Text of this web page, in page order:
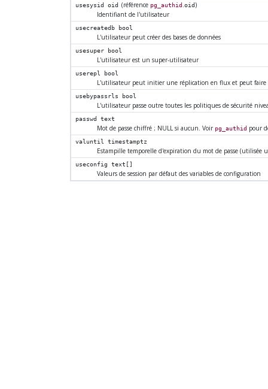
usesysid oid (référence pg_authid.oid)
Identifiant de l'utilisateur
usecreatedb bool
L'utilisateur peut créer des bases de données
usesuper bool
L'utilisateur est un super-utilisateur
userepl bool
L'utilisateur peut initier une réplication en flux et peut faire
usebypassrls bool
L'utilisateur passe outre toutes les politiques de sécurité
passwd text
Mot de passe chiffré ; NULL si aucun. Voir pg_authidpour
valuntil timestamptz
Estampille temporelle d'expiration du mot de passe
useconfig text[]
Valeurs de session par défaut des variables de configuration